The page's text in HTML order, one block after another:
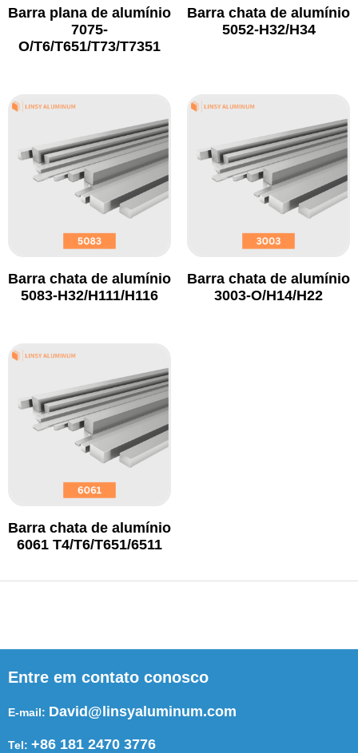
Barra plana de alumínio
7075-
O/T6/T651/T73/T7351
Barra chata de alumínio
5052-H32/H34
Barra chata de alumínio
5083-H32/H111/H116
Barra chata de alumínio
3003-O/H14/H22
Barra chata de alumínio
6061 T4/T6/T651/6511
Entre em contato conosco
E-mail: David@linsyaluminum.com
Tel: +86 181 2470 3776